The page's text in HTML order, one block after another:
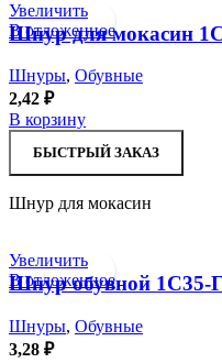
Увеличить
В отложенное
Шнур для мокасин
Шнуры, Обувные
2,42 ₽
В корзину
БЫСТРЫЙ ЗАКАЗ
Шнур для мокасин
Увеличить
В отложенное
Шнур обувной 1С35-
Шнуры, Обувные
3,28 ₽